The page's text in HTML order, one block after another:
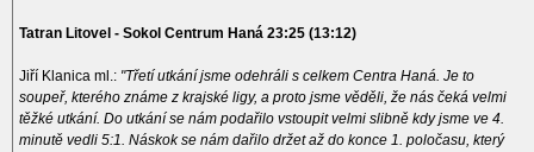
Tatran Litovel - Sokol Centrum Haná 23:25 (13:12)
Jiří Klanica ml.: "Třetí utkání jsme odehráli s celkem Centra Haná. Je to
soupeř, kterého známe z krajské ligy, a proto jsme věděli, že nás čeká velmi
těžké utkání. Do utkání se nám podařilo vstoupit velmi slibně kdy jsme ve 4.
minutě vedli 5:1. Náskok se nám dařilo držet až do konce 1. poločasu, který